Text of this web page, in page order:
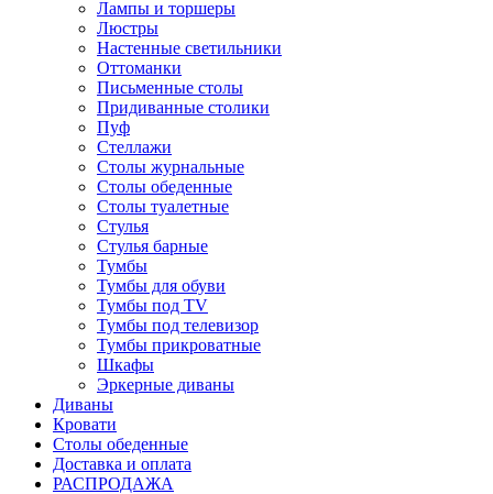
Лампы и торшеры
Люстры
Настенные светильники
Оттоманки
Письменные столы
Придиванные столики
Пуф
Стеллажи
Столы журнальные
Столы обеденные
Столы туалетные
Стулья
Стулья барные
Тумбы
Тумбы для обуви
Тумбы под TV
Тумбы под телевизор
Тумбы прикроватные
Шкафы
Эркерные диваны
Диваны
Кровати
Столы обеденные
Доставка и оплата
РАСПРОДАЖА